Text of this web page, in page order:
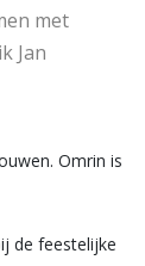
met
Jan
Omrin is
de feestelijke